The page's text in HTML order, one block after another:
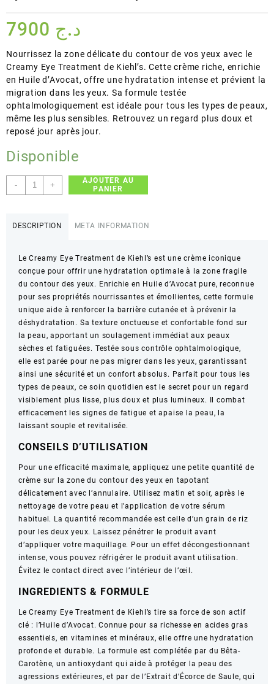
د.ج
Nourrissez la zone délicate du contour de vos yeux avec le
Creamy Eye Treatment de Kiehl’s. Cette crème riche, enrichie
en Huile d’Avocat, offre une hydratation intense et prévient la
migration dans les yeux. Sa formule testée
ophtalmologiquement est idéale pour tous les types de peaux,
même les plus sensibles. Retrouvez un regard plus doux et
reposé jour après jour.
Disponible
-
quantité
de
Treatment
with
Avocado
–
Hydratation
contour
des
yeux
–
0.5
oz
/
-14ml
+
AJOUTER AU
PANIER
DESCRIPTION META INFORMATION
Le Creamy Eye Treatment de Kiehl’s est une crème iconique
conçue pour offrir une hydratation optimale à la zone fragile
du contour des yeux. Enrichie en Huile d’Avocat pure, reconnue
pour ses propriétés nourrissantes et émollientes, cette formule
unique aide à renforcer la barrière cutanée et à prévenir la
déshydratation. Sa texture onctueuse et confortable fond sur
la peau, apportant un soulagement immédiat aux peaux
sèches et fatiguées. Testée sous contrôle ophtalmologique,
elle est parée pour ne pas migrer dans les yeux, garantissant
ainsi une sécurité et un confort absolus. Parfait pour tous les
types de peaux, ce soin quotidien est le secret pour un regard
visiblement plus lisse, plus doux et plus lumineux. Il combat
efficacement les signes de fatigue et apaise la peau, la
laissant souple et revitalisée.
CONSEILS D’UTILISATION
Pour une efficacité maximale, appliquez une petite quantité de
crème sur la zone du contour des yeux en tapotant
délicatement avec l’annulaire. Utilisez matin et soir, après le
nettoyage de votre peau et l’application de votre sérum
habituel. La quantité recommandée est celle d’un grain de riz
pour les deux yeux. Laissez pénétrer le produit avant
d’appliquer votre maquillage. Pour un effet décongestionnant
intense, vous pouvez réfrigérer le produit avant utilisation.
Évitez le contact direct avec l’intérieur de l’œil.
INGREDIENTS & FORMULE
Le Creamy Eye Treatment de Kiehl’s tire sa force de son actif
clé : l’Huile d’Avocat. Connue pour sa richesse en acides gras
essentiels, en vitamines et minéraux, elle offre une hydratation
profonde et durable. La formule est complétée par du Bêta-
Carotène, un antioxydant qui aide à protéger la peau des
agressions extérieures, et par de l’Extrait d’Écorce de Saule, qui